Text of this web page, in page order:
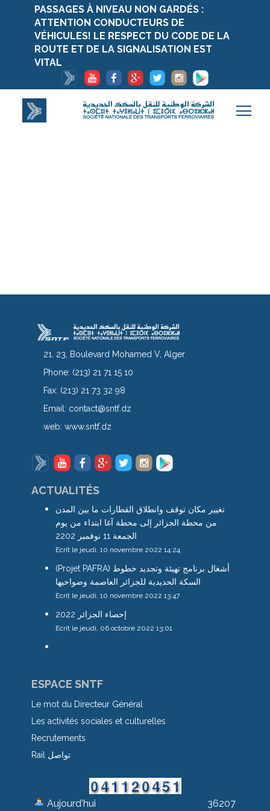
PASSAGES À NIVEAU NON GARDÉS :
ATTENTION CONDUCTEURS DE
VÉHICULES! LE RESPECT DU CODE DE LA
ROUTE ET DE LA SIGNALISATION EST
VITAL
21. 23, Boulevard Mohamed V, Alger
Phone: (213) 21 71 15 10
Fax: (213) 21 73 32 98
Email: contact@sntf.dz
web:www.sntf.dz
ACTUALITÉS
تغيير مكان توقف وانطلاق القطارات ما بين المدن
من محطة الجزائر إلى محطة آغا ابتداء من يوم
الجمعة 11 نوفمبر 2202
Ecrit le jeudi, 10 novembre 2022 14:24
(Projet PAFRA) أشغال برنامج تهيئة وتجديد خطوط
السكة الحديدية للجزائر العاصمة وضواحيها
Ecrit le jeudi, 10 novembre 2022 13:47
إحصاء الجزائر 2022
Ecrit le jeudi, 06 octobre 2022 13:01
ESPACE SNTF
Le mot du Directeur Général
Les activités sociales et culturelles
Recrutements
Rail تواصل
Aujourd'hui 36207